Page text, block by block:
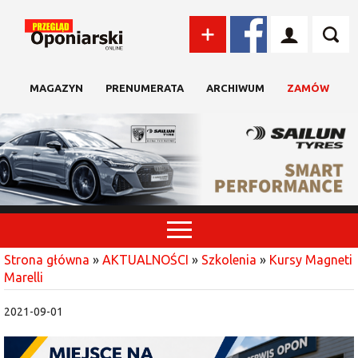
MAGAZYN PRENUMERATA ARCHIWUM ZAMÓW
Strona główna » AKTUALNOŚCI » Szkolenia » Kursy Magneti
Marelli
2021-09-01